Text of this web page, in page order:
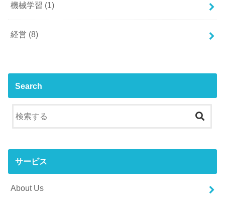
機械学習 (1)
経営 (8)
Search
サービス
About Us